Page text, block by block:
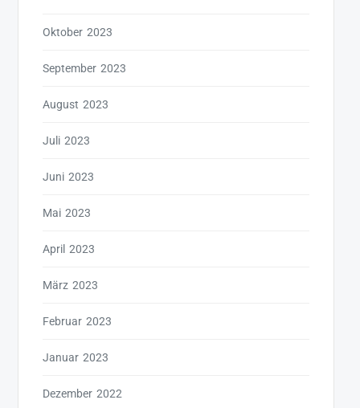
Oktober 2023
September 2023
August 2023
Juli 2023
Juni 2023
Mai 2023
April 2023
März 2023
Februar 2023
Januar 2023
Dezember 2022